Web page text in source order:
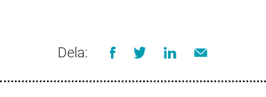
Dela: